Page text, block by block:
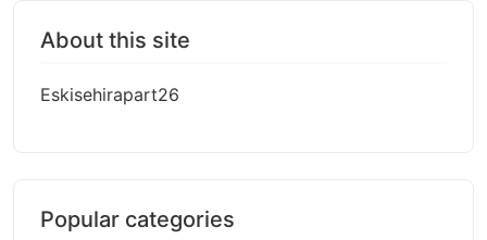
About this site
Eskisehirapart26
Popular categories